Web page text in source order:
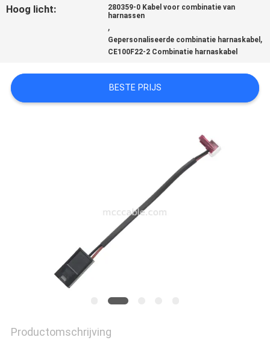
EEN
SITEMAP
Hoog licht:
280359-0 Kabel voor combinatie van
harnassen
,
Gepersonaliseerde combinatie harnaskabel ,
CE100F22-2 Combinatie harnaskabel
BESTE PRIJS
Productomschrijving